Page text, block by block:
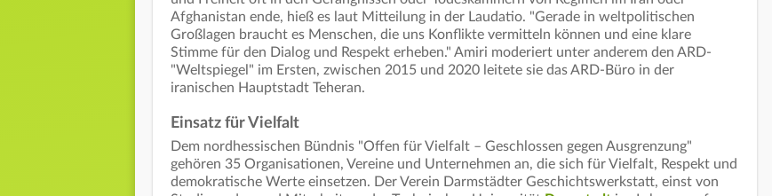
Afghanistan ende, hieß es laut Mitteilung in der Laudatio. "Gerade in weltpolitischen
Großlagen braucht es Menschen, die uns Konflikte vermitteln können und eine klare
Stimme für den Dialog und Respekt erheben." Amiri moderiert unter anderem den ARD-
"Weltspiegel" im Ersten, zwischen 2015 und 2020 leitete sie das ARD-Büro in der
iranischen Hauptstadt Teheran.
Einsatz für Vielfalt
Dem nordhessischen Bündnis "Offen für Vielfalt – Geschlossen gegen Ausgrenzung"
gehören 35 Organisationen, Vereine und Unternehmen an, die sich für Vielfalt, Respekt und
demokratische Werte einsetzen. Der Verein Darmstädter Geschichtswerkstatt, einst von